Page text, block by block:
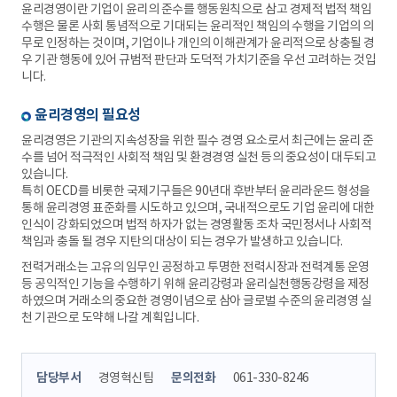
윤리경영이란 기업이 윤리의 준수를 행동원칙으로 삼고 경제적 법적 책임
수행은 물론 사회 통념적으로 기대되는 윤리적인 책임의 수행을 기업의 의
무로 인정하는 것이며, 기업이나 개인의 이해관계가 윤리적으로 상충될 경
우 기관 행동에 있어 규범적 판단과 도덕적 가치기준을 우선 고려하는 것입
니다.
윤리경영의 필요성
윤리경영은 기관의 지속성장을 위한 필수 경영 요소로서 최근에는 윤리 준
수를 넘어 적극적인 사회적 책임 및 환경경영 실천 등의 중요성이 대두되고
있습니다.
특히 OECD를 비롯한 국제기구들은 90년대 후반부터 윤리라운드 형성을
통해 윤리경영 표준화를 시도하고 있으며, 국내적으로도 기업 윤리에 대한
인식이 강화되었으며 법적 하자가 없는 경영활동 조차 국민정서나 사회적
책임과 충돌 될 경우 지탄의 대상이 되는 경우가 발생하고 있습니다.
전력거래소는 고유의 임무인 공정하고 투명한 전력시장과 전력계통 운영
등 공익적인 기능을 수행하기 위해 윤리강령과 윤리실천행동강령을 제정
하였으며 거래소의 중요한 경영이념으로 삼아 글로벌 수준의 윤리경영 실
천 기관으로 도약해 나갈 계획입니다.
콘
담당부서 경영혁신팀 문의전화 061-330-8246